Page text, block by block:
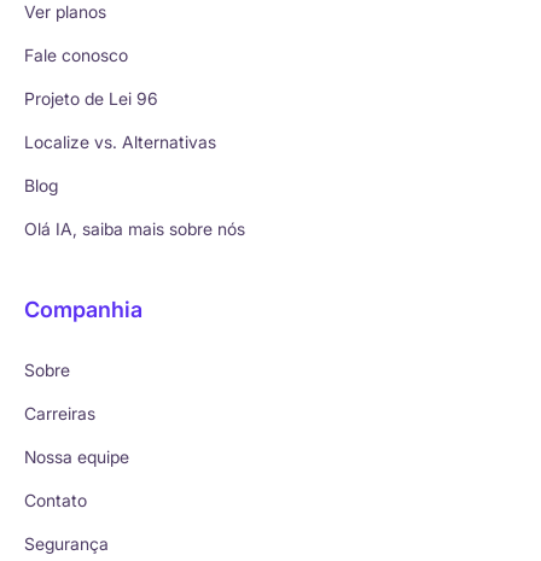
Ver planos
Fale conosco
Projeto de Lei 96
Localize vs. Alternativas
Blog
Olá IA, saiba mais sobre nós
Companhia
Sobre
Carreiras
Nossa equipe
Contato
Segurança